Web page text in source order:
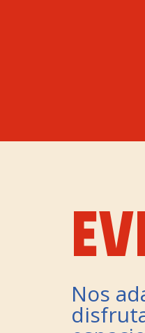
Nos